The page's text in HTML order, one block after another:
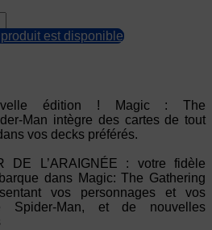
est disponible
édition ! Magic : The
Man intègre des cartes de tout
vos decks préférés.
DE L’ARAIGNÉE : votre fidèle
dans Magic: The Gathering
vos personnages et vos
Spider-Man, et de nouvelles